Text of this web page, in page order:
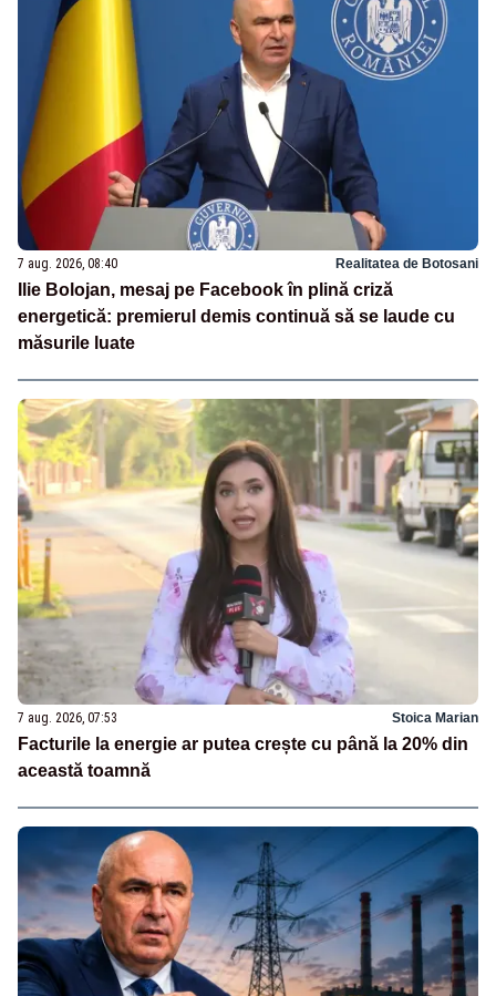
7 aug. 2026, 08:40 Realitatea de Botosani
Ilie Bolojan, mesaj pe Facebook în plină criză
energetică: premierul demis continuă să se laude cu
măsurile luate
7 aug. 2026, 07:53 Stoica Marian
Facturile la energie ar putea crește cu până la 20% din
această toamnă